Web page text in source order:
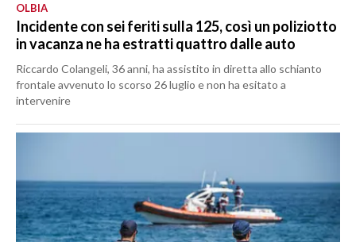
OLBIA
Incidente con sei feriti sulla 125, così un poliziotto
in vacanza ne ha estratti quattro dalle auto
Riccardo Colangeli, 36 anni, ha assistito in diretta allo schianto
frontale avvenuto lo scorso 26 luglio e non ha esitato a
intervenire